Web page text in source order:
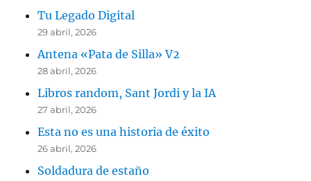
Tu Legado Digital
29 abril, 2026
Antena «Pata de Silla» V2
28 abril, 2026
Libros random, Sant Jordi y la IA
27 abril, 2026
Esta no es una historia de éxito
26 abril, 2026
Soldadura de estaño